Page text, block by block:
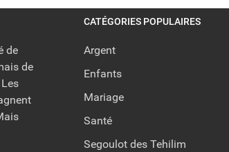
de
de
CATÉGORIES POPULAIRES
Argent
Enfants
Mariage
Santé
Segoulot des Tehilim